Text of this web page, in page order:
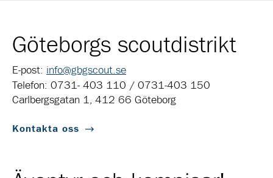
Göteborgs scoutdistrikt
E-post: info@gbgscout.se
Telefon: 0731- 403 110 / 0731-403 150
Carlbergsgatan 1, 412 66 Göteborg
Kontakta oss